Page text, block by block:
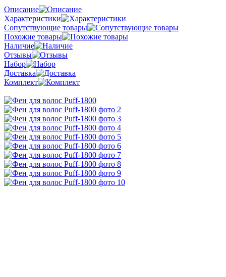
Описание
Характеристики
Сопутствующие товары
Похожие товары
Наличие
Отзывы
Набор
Доставка
Комплект